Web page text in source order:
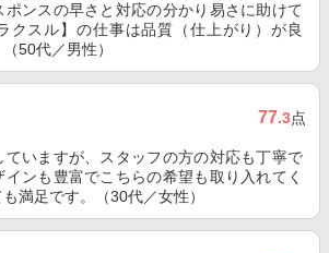
ポンスの早さと対応の分かり易さに助けて
クスル】の仕事は品質（仕上がり）が良
50代／男性）
77.3点
ていますが、スタッフの方の対応も丁寧で
ンも豊富でこちらの希望も取り入れてく
満足です。（30代／女性）